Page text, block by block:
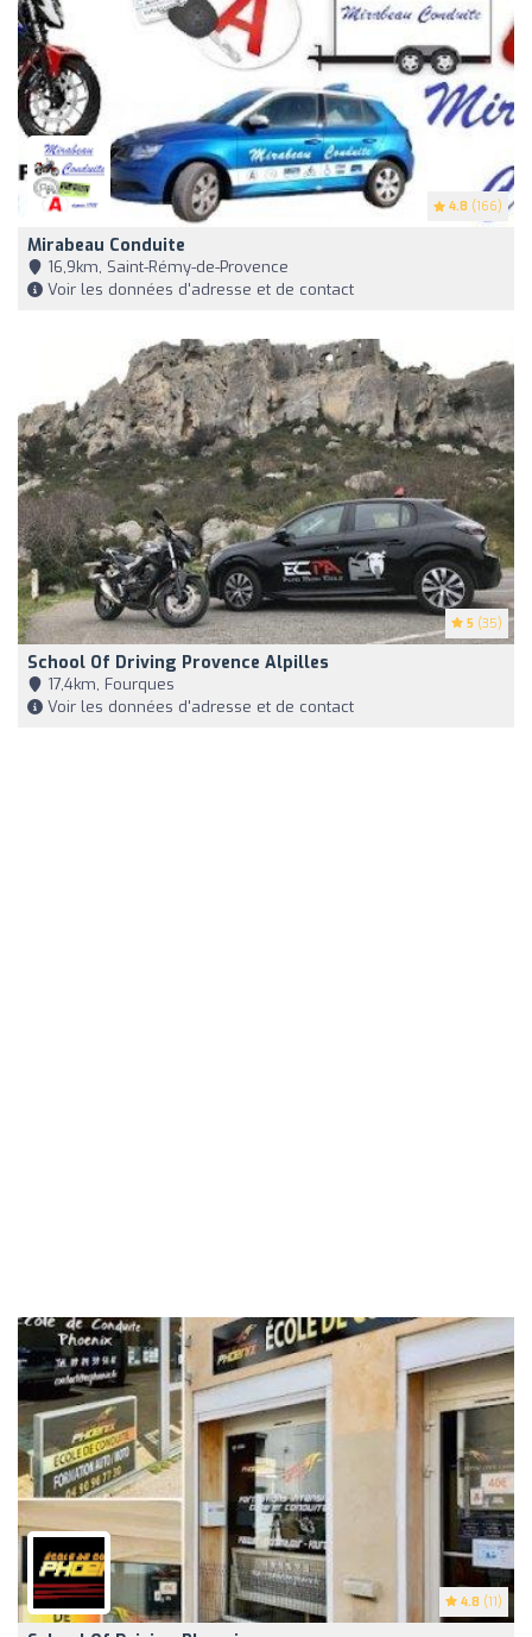
4.8 (166)
Mirabeau Conduite
16,9km, Saint-Rémy-de-Provence
Voir les données d'adresse et de contact
5 (35)
School Of Driving Provence Alpilles
17,4km, Fourques
Voir les données d'adresse et de contact
4.8 (11)